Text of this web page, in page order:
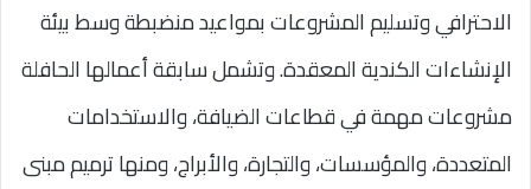
الاحترافي وتسليم المشروعات بمواعيد منضبطة وسط بيئة
الإنشاءات الكندية المعقدة. وتشمل سابقة أعمالها الحافلة
مشروعات مهمة في قطاعات الضيافة، والاستخدامات
المتعددة، والمؤسسات، والتجارة، والأبراج، ومنها ترميم مبنى